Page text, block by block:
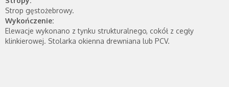
Strop gęstożebrowy.
Wykończenie:
Elewacje wykonano z tynku strukturalnego, cokół z cegły
klinkierowej. Stolarka okienna drewniana lub PCV.